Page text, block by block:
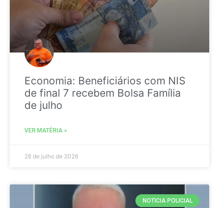
Economia: Beneficiários com NIS
de final 7 recebem Bolsa Família
de julho
VER MATÉRIA »
28 de julho de 2026
NOTICIA POLICIAL